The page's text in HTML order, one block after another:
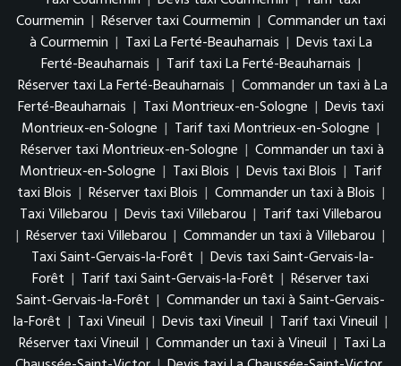
Courmemin | Réserver taxi Courmemin | Commander un taxi
à Courmemin | Taxi La Ferté-Beauharnais | Devis taxi La
Ferté-Beauharnais | Tarif taxi La Ferté-Beauharnais |
Réserver taxi La Ferté-Beauharnais | Commander un taxi à La
Ferté-Beauharnais | Taxi Montrieux-en-Sologne | Devis taxi
Montrieux-en-Sologne | Tarif taxi Montrieux-en-Sologne |
Réserver taxi Montrieux-en-Sologne | Commander un taxi à
Montrieux-en-Sologne | Taxi Blois | Devis taxi Blois | Tarif
taxi Blois | Réserver taxi Blois | Commander un taxi à Blois |
Taxi Villebarou | Devis taxi Villebarou | Tarif taxi Villebarou
| Réserver taxi Villebarou | Commander un taxi à Villebarou |
Taxi Saint-Gervais-la-Forêt | Devis taxi Saint-Gervais-la-
Forêt | Tarif taxi Saint-Gervais-la-Forêt | Réserver taxi
Saint-Gervais-la-Forêt | Commander un taxi à Saint-Gervais-
la-Forêt | Taxi Vineuil | Devis taxi Vineuil | Tarif taxi Vineuil |
Réserver taxi Vineuil | Commander un taxi à Vineuil | Taxi La